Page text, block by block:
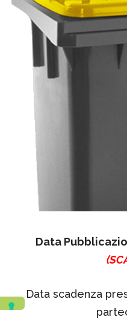
Data
Data scadenza